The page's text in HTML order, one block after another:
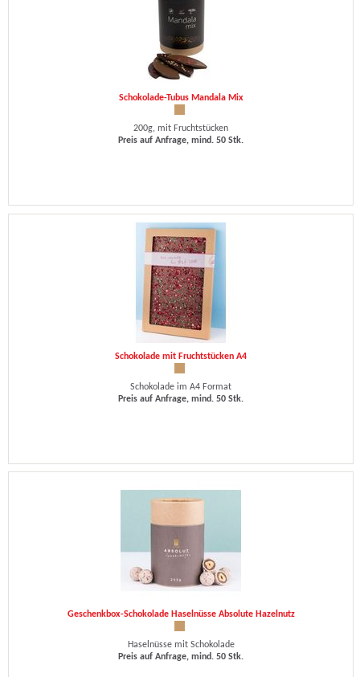
Schokolade-Tubus Mandala Mix
200g, mit Fruchtstücken
Preis auf Anfrage, mind. 50 Stk.
Schokolade mit Fruchtstücken A4
Schokolade im A4 Format
Preis auf Anfrage, mind. 50 Stk.
Geschenkbox-Schokolade Haselnüsse Absolute Hazelnutz
Haselnüsse mit Schokolade
Preis auf Anfrage, mind. 50 Stk.